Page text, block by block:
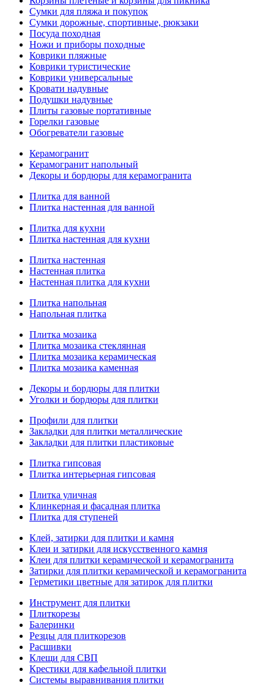
Сумки для пляжа и покупок
Сумки дорожные, спортивные, рюкзаки
Посуда походная
Ножи и приборы походные
Коврики пляжные
Коврики туристические
Коврики универсальные
Кровати надувные
Подушки надувные
Плиты газовые портативные
Горелки газовые
Обогреватели газовые
Керамогранит
Керамогранит напольный
Декоры и бордюры для керамогранита
Плитка для ванной
Плитка настенная для ванной
Плитка для кухни
Плитка настенная для кухни
Плитка настенная
Настенная плитка
Настенная плитка для кухни
Плитка напольная
Напольная плитка
Плитка мозаика
Плитка мозаика стеклянная
Плитка мозаика керамическая
Плитка мозаика каменная
Декоры и бордюры для плитки
Уголки и бордюры для плитки
Профили для плитки
Закладки для плитки металлические
Закладки для плитки пластиковые
Плитка гипсовая
Плитка интерьерная гипсовая
Плитка уличная
Клинкерная и фасадная плитка
Плитка для ступеней
Клей, затирки для плитки и камня
Клеи и затирки для искусственного камня
Клеи для плитки керамической и керамогранита
Затирки для плитки керамической и керамогранита
Герметики цветные для затирок для плитки
Инструмент для плитки
Плиткорезы
Балеринки
Резцы для плиткорезов
Расшивки
Клещи для СВП
Крестики для кафельной плитки
Системы выравнивания плитки